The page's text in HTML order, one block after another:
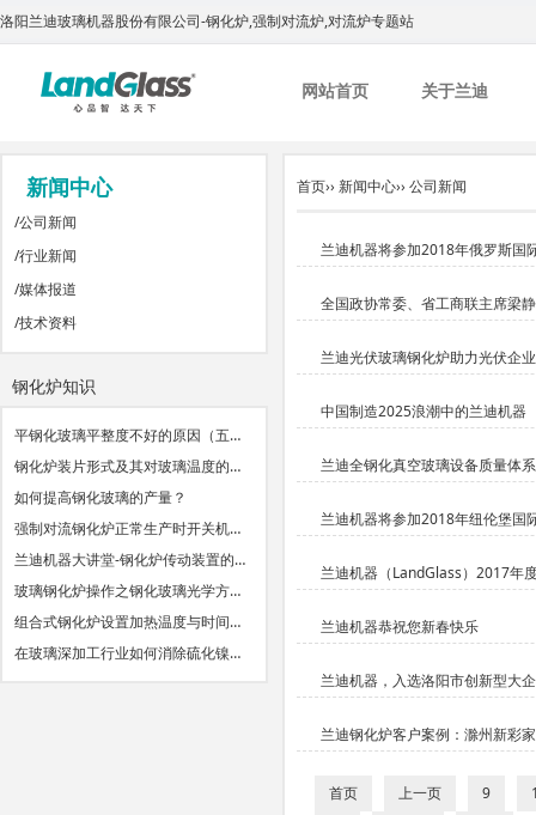
洛阳兰迪玻璃机器股份有限公司-钢化炉,强制对流炉,对流炉专题站
网站首页 关于兰迪
新闻中心
/公司新闻
/行业新闻
/媒体报道
/技术资料
钢化炉知识
平钢化玻璃平整度不好的原因（五…
钢化炉装片形式及其对玻璃温度的…
如何提高钢化玻璃的产量？
强制对流钢化炉正常生产时开关机…
兰迪机器大讲堂-钢化炉传动装置的…
玻璃钢化炉操作之钢化玻璃光学方…
组合式钢化炉设置加热温度与时间…
在玻璃深加工行业如何消除硫化镍…
首页›› 新闻中心›› 公司新闻
兰迪机器将参加2018年俄罗斯国
全国政协常委、省工商联主席梁
兰迪光伏玻璃钢化炉助力光伏企
中国制造2025浪潮中的兰迪机器
兰迪全钢化真空玻璃设备质量体
兰迪机器将参加2018年纽伦堡国
兰迪机器（LandGlass）2017年
兰迪机器恭祝您新春快乐
兰迪机器，入选洛阳市创新型大
兰迪钢化炉客户案例：滁州新彩
首页 上一页 9